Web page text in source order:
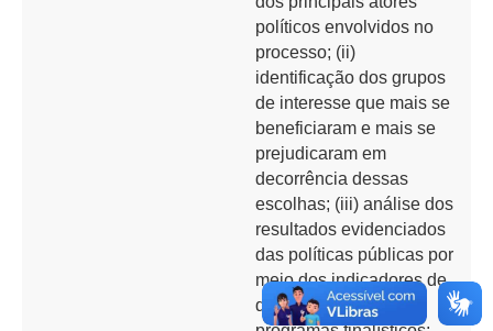
políticos envolvidos no
processo; (ii)
identificação dos grupos
de interesse que mais se
beneficiaram e mais se
prejudicaram em
decorrência dessas
escolhas; (iii) análise dos
resultados evidenciados
das políticas públicas por
meio dos indicadores de
desempenho dos